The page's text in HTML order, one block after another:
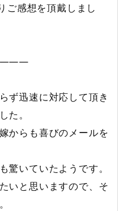
感想を頂戴しまし
ず迅速に対応して頂き
た。
からも喜びのメールを
驚いていたようです。
いと思いますので、そ